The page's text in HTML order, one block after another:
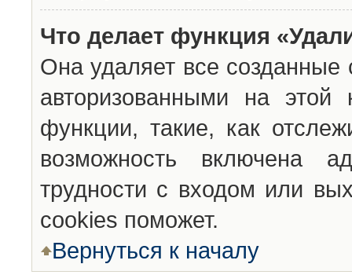
Что делает функция
Она удаляет все созданные
авторизованными на
функции, такие, как
возможность включена
трудности с входом или
cookies поможет.
Вернуться к началу